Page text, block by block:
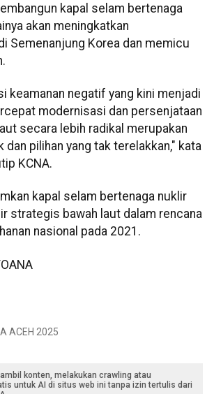
kapal selam bertenaga
akan meningkatkan
Semenanjung Korea dan memicu
keamanan negatif yang kini menjadi
modernisasi dan persenjataan
secara lebih radikal merupakan
pilihan yang tak terelakkan," kata
KCNA.
kapal selam bertenaga nuklir
strategis bawah laut dalam rencana
nasional pada 2021.
ACEH 2025
konten, melakukan crawling atau
untuk AI di situs web ini tanpa izin tertulis dari